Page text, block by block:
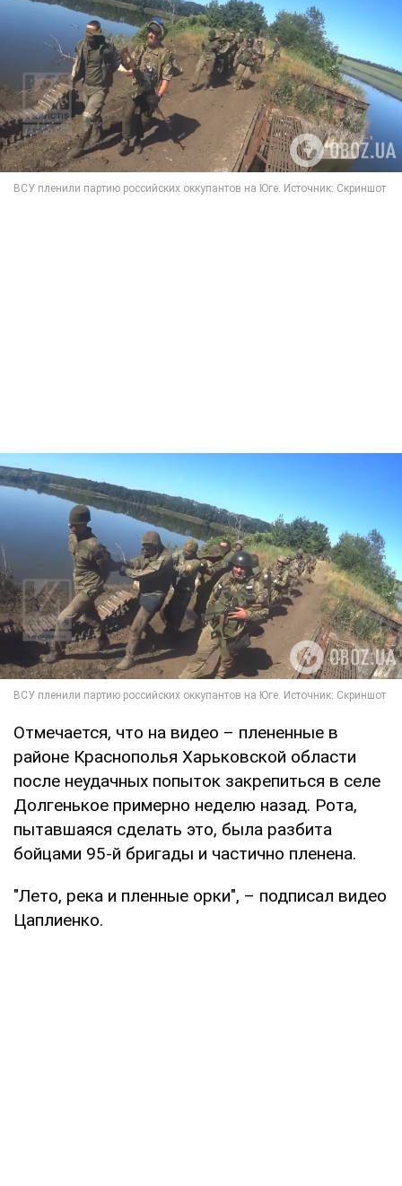
Отмечается, что на видео – плененные в
районе Краснополья Харьковской области
после неудачных попыток закрепиться в селе
Долгенькое примерно неделю назад. Рота,
пытавшаяся сделать это, была разбита
бойцами 95-й бригады и частично пленена.
"Лето, река и пленные орки", – подписал видео
Цаплиенко.